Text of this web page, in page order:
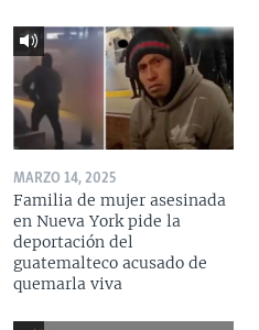
MARZO 14, 2025
Familia de mujer asesinada
en Nueva York pide la
deportación del
guatemalteco acusado de
quemarla viva